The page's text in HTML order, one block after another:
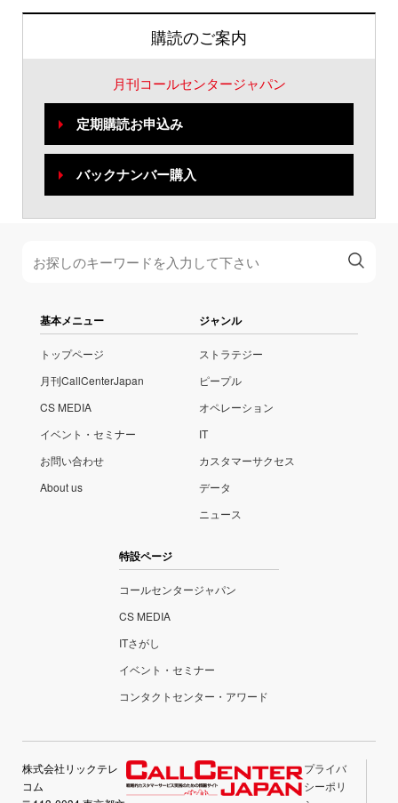
購読のご案内
月刊コールセンタージャパン
定期購読お申込み
バックナンバー購入
基本メニュー
トップページ
月刊CallCenterJapan
CS MEDIA
イベント・セミナー
お問い合わせ
About us
ジャンル
ストラテジー
ピープル
オペレーション
IT
カスタマーサクセス
データ
ニュース
特設ページ
コールセンタージャパン
CS MEDIA
ITさがし
イベント・セミナー
コンタクトセンター・アワード
株式会社リックテレ
コム
プライバ
シーポリ